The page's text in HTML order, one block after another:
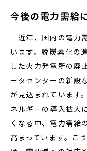
今後の電力需給
近年、国内の電力
います。脱炭素化の
した火力発電所の廃
ータセンターの新設
が見込まれています
ネルギーの導入拡大
くなる中、電力需給
高まっています。こ